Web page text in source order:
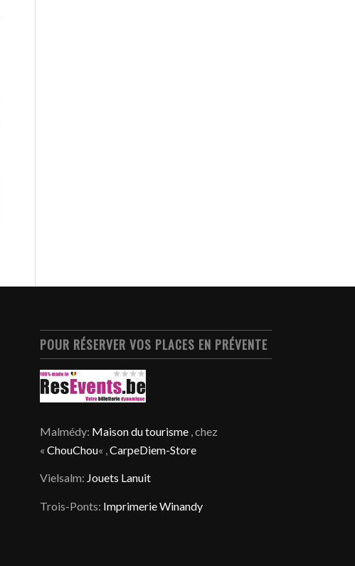
POUR RÉSERVER VOS PLACES EN PRÉVENTE
Malmédy: Maison du tourisme , chez
«ChouChou« ,CarpeDiem-Store
Vielsalm: Jouets Lanuit
Trois-Ponts: Imprimerie Winandy